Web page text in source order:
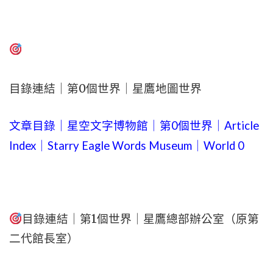
目錄連結｜第0個世界｜星鷹地圖世界
文章目錄｜星空文字博物館｜第0個世界｜Article
Index｜Starry Eagle Words Museum｜World 0
目錄連結｜第1個世界｜星鷹總部辦公室（原第
二代館長室）